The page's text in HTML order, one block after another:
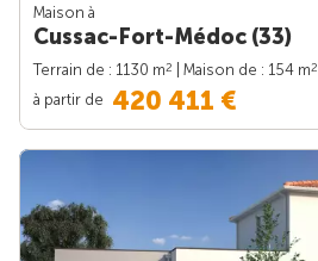
Maison à
Cussac-Fort-Médoc (33)
Terrain de : 1130 m2 | Maison de : 154 m2
à partir de 420 411 €